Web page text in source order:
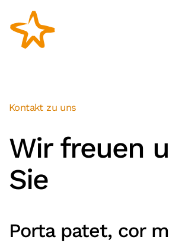
Zum Hauptinhalt springen
Kontakt zu uns
Wir freuen
Sie
Porta patet, cor